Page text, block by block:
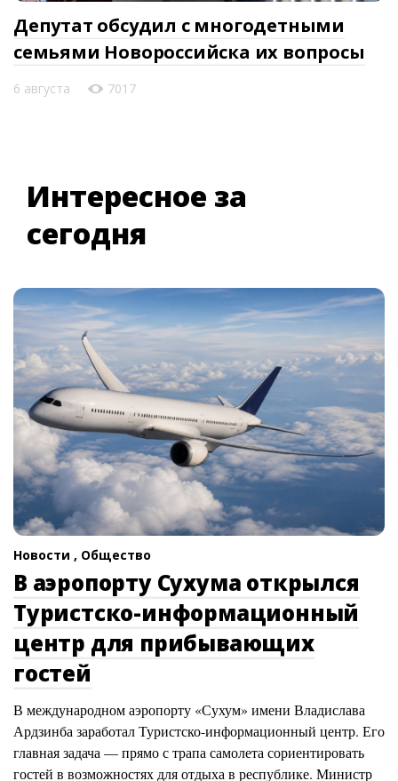
Депутат обсудил с многодетными
семьями Новороссийска их вопросы
6 августа 7017
Интересное за
сегодня
Новости , Общество
В аэропорту Сухума открылся
Туристско-информационный
центр для прибывающих
гостей
В международном аэропорту «Сухум» имени Владислава
Ардзинба заработал Туристско-информационный центр. Его
главная задача — прямо с трапа самолета сориентировать
гостей в возможностях для отдыха в республике. Министр